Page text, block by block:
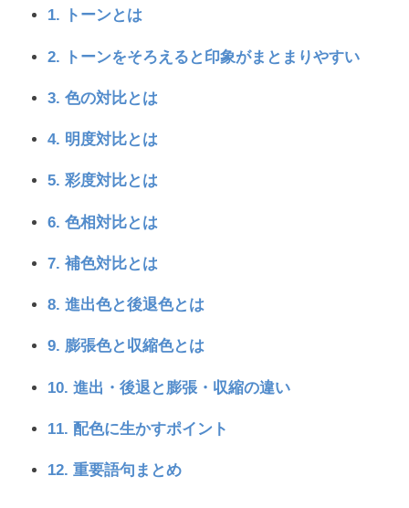
1. トーンとは
2. トーンをそろえると印象がまとまりやすい
3. 色の対比とは
4. 明度対比とは
5. 彩度対比とは
6. 色相対比とは
7. 補色対比とは
8. 進出色と後退色とは
9. 膨張色と収縮色とは
10. 進出・後退と膨張・収縮の違い
11. 配色に生かすポイント
12. 重要語句まとめ